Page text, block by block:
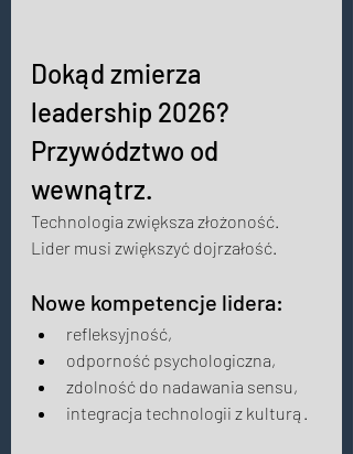
Dokąd zmierza
leadership 2026?
Przywództwo od
wewnątrz.
Technologia zwiększa złożoność.
Lider musi zwiększyć dojrzałość.
Nowe kompetencje lidera:
refleksyjność,
odporność psychologiczna,
zdolność do nadawania sensu,
integracja technologii z kulturą.